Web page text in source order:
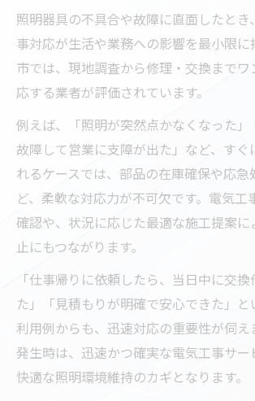
照明器具の不具合や故障に直面したとき
事対応が生活や業務への影響を最小限に
市では、現地調査から修理・交換まで
応する業者が評価されています。
例えば、「照明が突然点かなくなった」
故障して営業に支障が出た」など、すぐ
れるケースでは、部品の在庫確保や応急
ど、柔軟な対応力が不可欠です。電気工
確認や、状況に応じた最適な施工提案に
止にもつながります。
「仕事帰りに依頼したら、当日中に交
た」「見積もりが明確で安心できた」
利用例からも、迅速対応の重要性が伺え
発生時は、迅速かつ確実な電気工事サー
快適な照明環境維持のカギとなります。